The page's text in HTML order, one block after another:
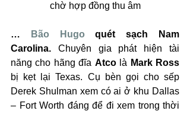
chờ hợp đồng thu âm
… Bão Hugo quét sạch Nam
Carolina. Chuyên gia phát hiện tài
năng cho hãng đĩa Atco là Mark Ross
bị kẹt lại Texas. Cụ bèn gọi cho sếp
Derek Shulman xem có ai ở khu Dallas
– Fort Worth đáng để đi xem trong thời